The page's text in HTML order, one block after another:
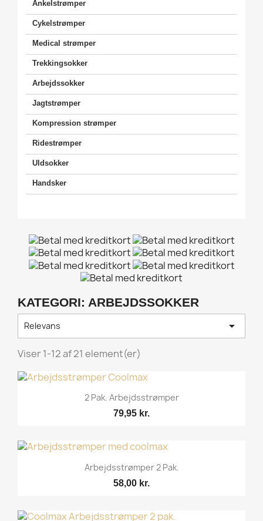
Ankelstrømper
Cykelstrømper
Medical strømper
Trekkingsokker
Arbejdssokker
Jagtstrømper
Kompression strømper
Ridestrømper
Uldsokker
Handsker
KATEGORI: ARBEJDSSOKKER
Relevans 
Viser 1-12 af 21 element(er)
2 Pak. Arbejdsstrømper
79,95 kr.
Arbejdsstrømper 2 Pak.
58,00 kr.